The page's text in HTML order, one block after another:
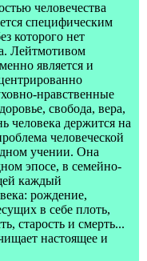
человечества
специфическим
которого нет
Лейтмотивом
является и
нравственные
свобода, вера,
человека держится на
человеческой
учении. Она
эпосе, в семейно-
каждый
рождение,
в себе плоть,
старость и смерть...
настоящее и